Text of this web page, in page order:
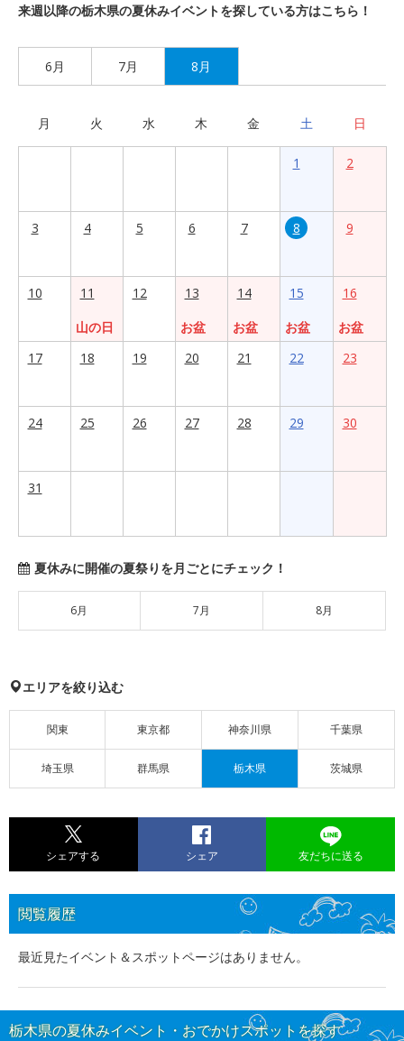
来週以降の栃木県の夏休みイベントを探している方はこちら！
6月 7月 8月
月 火 水 木 金 土 日
1 2
3 4 5 6 7 8 9
10
11
山の日
12
13
お盆
14
お盆
15
お盆
16
お盆
17
18 19 20 21 22 23
24 25 26 27 28 29 30
31
夏休みに開催の夏祭りを月ごとにチェック！
6月 7月 8月
エリアを絞り込む
関東 東京都 神奈川県 千葉県
埼玉県 群馬県 栃木県 茨城県
シェアする シェア 友だちに送る
閲覧履歴
最近見たイベント＆スポットページはありません。
栃木県の夏休みイベント・おでかけスポットを探す